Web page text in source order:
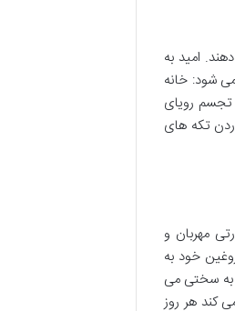
امید به
شود: خانه
تجسم رویای
تکه های
مهربان و
خود به
به سختی می
کند هر روز